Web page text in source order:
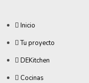
Inicio
Tu proyecto
DEKitchen
Cocinas